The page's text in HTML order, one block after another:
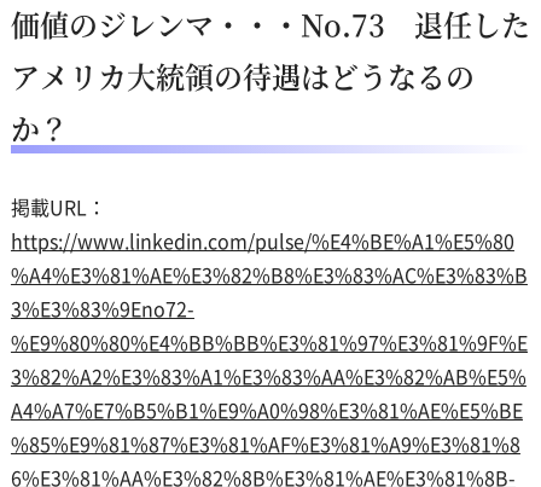
価値のジレンマ・・・No.73 退任した
アメリカ大統領の待遇はどうなるの
か？
掲載URL：
https://www.linkedin.com/pulse/%E4%BE%A1%E5%80
%A4%E3%81%AE%E3%82%B8%E3%83%AC%E3%83%B
3%E3%83%9Eno72-
%E9%80%80%E4%BB%BB%E3%81%97%E3%81%9F%E
3%82%A2%E3%83%A1%E3%83%AA%E3%82%AB%E5%
A4%A7%E7%B5%B1%E9%A0%98%E3%81%AE%E5%BE
%85%E9%81%87%E3%81%AF%E3%81%A9%E3%81%8
6%E3%81%AA%E3%82%8B%E3%81%AE%E3%81%8B-